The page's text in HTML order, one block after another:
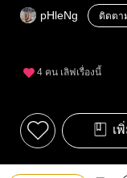
pHleNg ติดตา
4 คน เลิฟเรื่องนี้
เ